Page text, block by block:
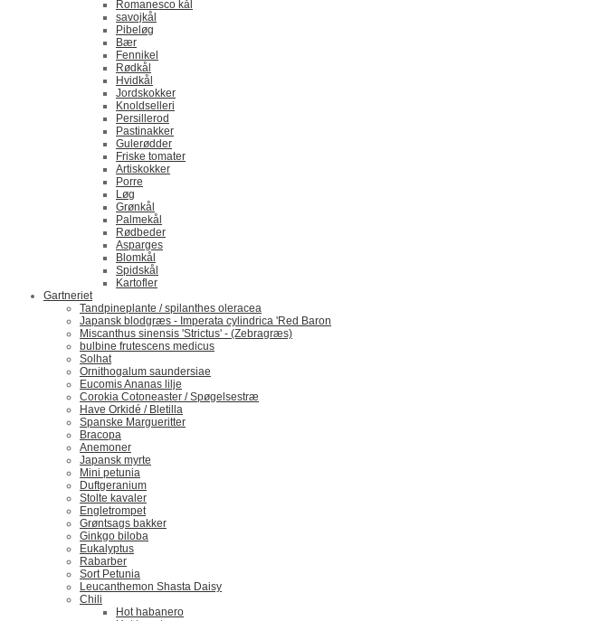
Romanesco kål
savojkål
Pibeløg
Bær
Fennikel
Rødkål
Hvidkål
Jordskokker
Knoldselleri
Persillerod
Pastinakker
Gulerødder
Friske tomater
Artiskokker
Porre
Løg
Grønkål
Palmekål
Rødbeder
Asparges
Blomkål
Spidskål
Kartofler
Gartneriet
Tandpineplante / spilanthes oleracea
Japansk blodgræs - Imperata cylindrica 'Red Baron
Miscanthus sinensis 'Strictus' - (Zebragræs)
bulbine frutescens medicus
Solhat
Ornithogalum saundersiae
Eucomis Ananas lilje
Corokia Cotoneaster / Spøgelsestræ
Have Orkidé / Bletilla
Spanske Margueritter
Bracopa
Anemoner
Japansk myrte
Mini petunia
Duftgeranium
Stolte kavaler
Engletrompet
Grøntsags bakker
Ginkgo biloba
Eukalyptus
Rabarber
Sort Petunia
Leucanthemon Shasta Daisy
Chili
Hot habanero